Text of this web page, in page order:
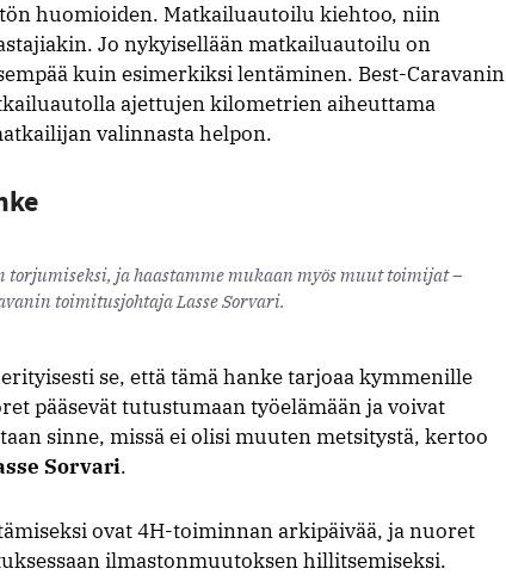
huomioiden. Matkailuautoilu kiehtoo, niin
Jo nykyisellään matkailuautoilu on
kuin esimerkiksi lentäminen. Best-Caravanin
ajettujen kilometrien aiheuttama
valinnasta helpon.
torjumiseksi, ja haastamme mukaan myös muut toimijat –
toimitusjohtaja Lasse Sorvari.
se, että tämä hanke tarjoaa kymmenille
pääsevät tutustumaan työelämään ja voivat
sinne, missä ei olisi muuten metsitystä, kertoo
Sorvari.
ovat 4H-toiminnan arkipäivää, ja nuoret
ilmastonmuutoksen hillitsemiseksi.